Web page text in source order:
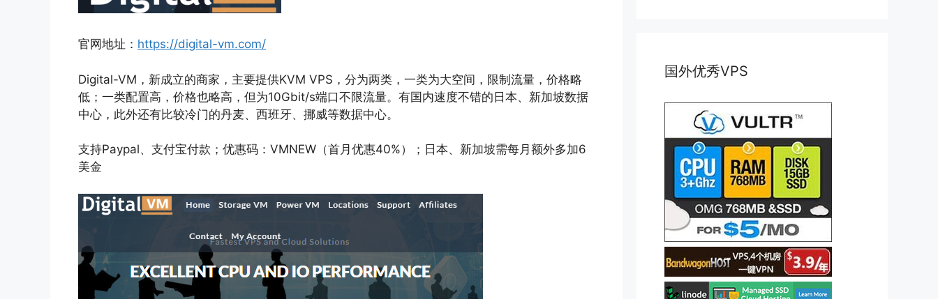
官网地址： https://digital-vm.com/
Digital-VM，新成立的商家，主要提供KVM VPS，分为两类，一类为大空间，限制流量，价格略
低；一类配置高，价格也略高，但为10Gbit/s端口不限流量。有国内速度不错的日本、新加坡数据
中心，此外还有比较冷门的丹麦、西班牙、挪威等数据中心。
支持Paypal、支付宝付款；优惠码：VMNEW（首月优惠40%）；日本、新加坡需每月额外多加6
美金
国外优秀VPS